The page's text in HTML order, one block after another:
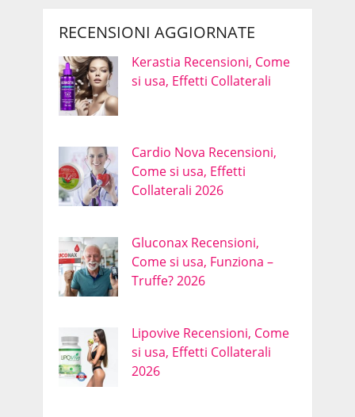
RECENSIONI AGGIORNATE
Kerastia Recensioni, Come
si usa, Effetti Collaterali
Cardio Nova Recensioni,
Come si usa, Effetti
Collaterali 2026
Gluconax Recensioni,
Come si usa, Funziona –
Truffe? 2026
Lipovive Recensioni, Come
si usa, Effetti Collaterali
2026